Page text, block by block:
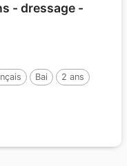
- dressage -
Bai
2 ans